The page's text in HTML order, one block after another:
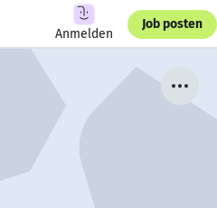
Anmelden
Job posten